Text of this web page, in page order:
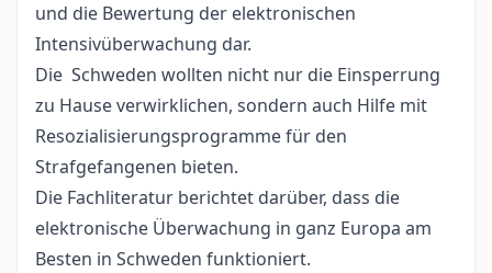
und die Bewertung der elektronischen
Intensivüberwachung dar.
Die Schweden wollten nicht nur die Einsperrung
zu Hause verwirklichen, sondern auch Hilfe mit
Resozialisierungsprogramme für den
Strafgefangenen bieten.
Die Fachliteratur berichtet darüber, dass die
elektronische Überwachung in ganz Europa am
Besten in Schweden funktioniert.